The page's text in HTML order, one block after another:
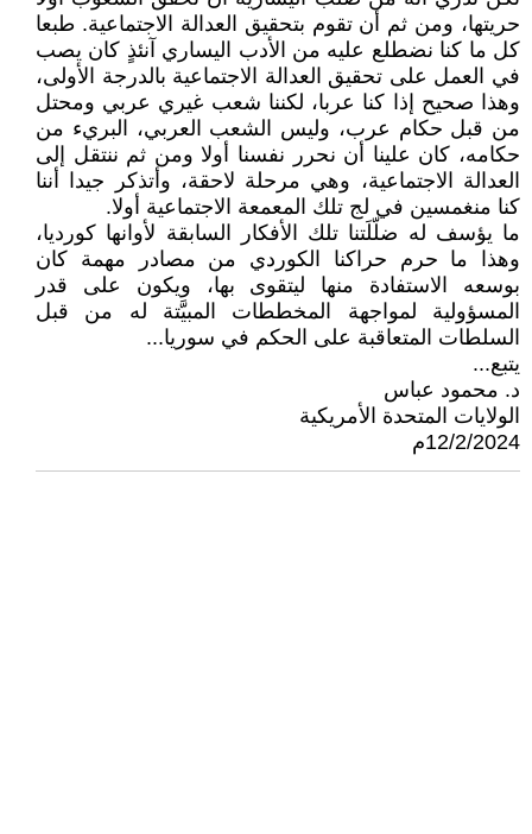
حريتها، ومن ثم أن تقوم بتحقيق العدالة الاجتماعية. طبعا
كل ما كنا نضطلع عليه من الأدب اليساري آنئذٍ كان يصب
في العمل على تحقيق العدالة الاجتماعية بالدرجة الأولى،
وهذا صحيح إذا كنا عربا، لكننا شعب غيري عربي ومحتل
من قبل حكام عرب، وليس الشعب العربي، البريء من
حكامه، كان علينا أن نحرر نفسنا أولا ومن ثم ننتقل إلى
العدالة الاجتماعية، وهي مرحلة لاحقة، وأتذكر جيدا أننا
كنا منغمسين في لج تلك المعمعة الاجتماعية أولا.
ما يؤسف له ضلّلَتنا تلك الأفكار السابقة لأوانها كورديا،
وهذا ما حرم حراكنا الكوردي من مصادر مهمة كان
بوسعه الاستفادة منها ليتقوى بها، ويكون على قدر
المسؤولية لمواجهة المخططات المبيَّتة له من قبل
السلطات المتعاقبة على الحكم في سوريا...
يتبع...
د. محمود عباس
الولايات المتحدة الأمريكية
12/2/2024م